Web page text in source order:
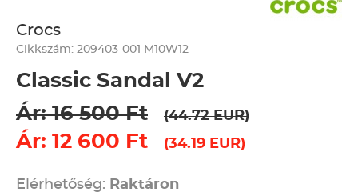
Crocs
Cikkszám: 209403-001 M10W12
Classic Sandal V2
Ár: 16 500 Ft
(44.72 EUR)
Ár: 12 600 Ft (34.19 EUR)
Elérhetőség: Raktáron